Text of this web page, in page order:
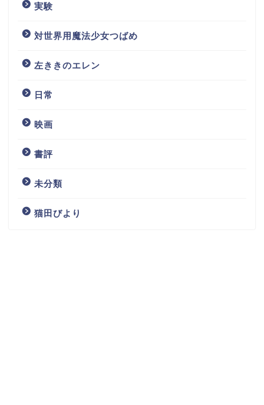
実験
対世界用魔法少女つばめ
左ききのエレン
日常
映画
書評
未分類
猫田びより